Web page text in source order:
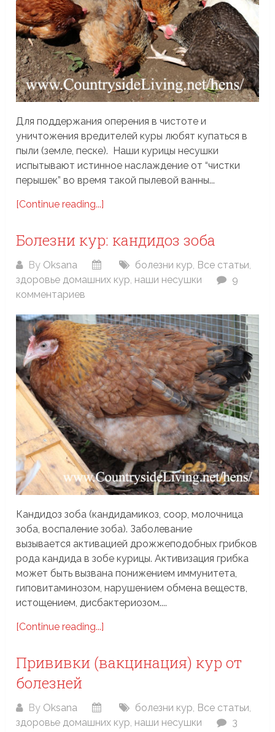
Для поддержания оперения в чистоте и
уничтожения вредителей куры любят купаться в
пыли (земле, песке). Наши курицы несушки
испытывают истинное наслаждение от “чистки
перышек” во время такой пылевой ванны...
[Continue reading...]
Болезни кур: кандидоз зоба
By Oksana болезни кур, Все статьи,
здоровье домашних кур, наши несушки
9
комментариев
Кандидоз зоба (кандидамикоз, coop, молочница
зоба, воспаление зоба). Заболевание
вызывается активацией дрожжеподобных грибков
рода кандида в зобе курицы. Активизация грибка
может быть вызвана понижением иммунитета,
гиповитаминозом, нарушением обмена веществ,
истощением, дисбактериозом....
[Continue reading...]
Прививки (вакцинация) кур от
болезней
By Oksana болезни кур, Все статьи,
здоровье домашних кур, наши несушки
3